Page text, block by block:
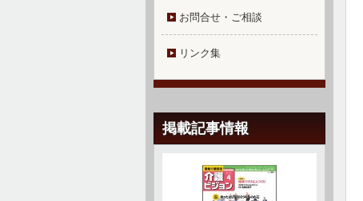
お問合せ・ご相談
リンク集
掲載記事情報